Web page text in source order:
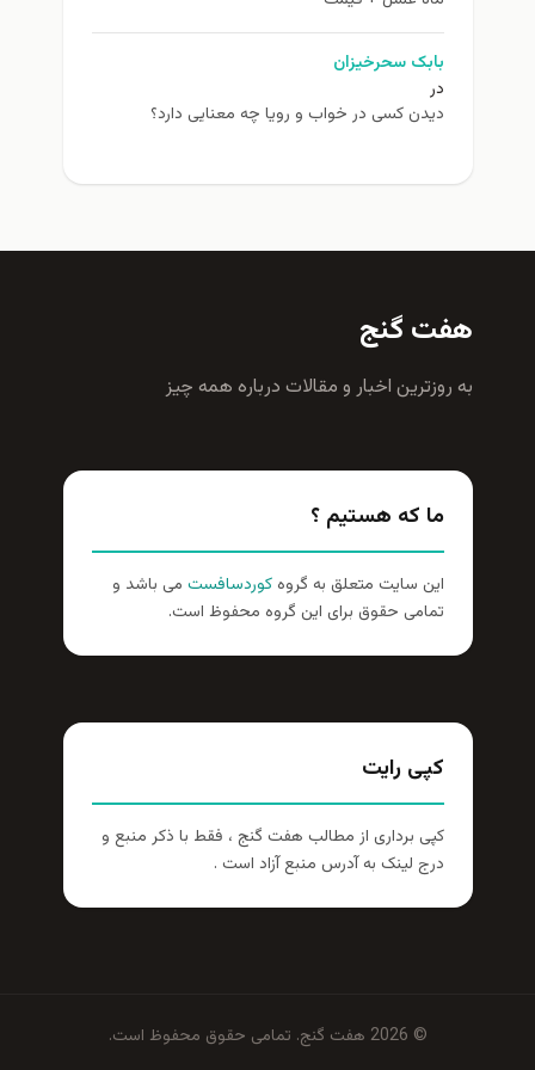
بابک سحرخیزان
در
دیدن کسی در خواب و رویا چه معنایی دارد؟
هفت گنج
به روزترين اخبار و مقالات درباره همه چيز
ما که هستیم ؟
این سایت متعلق به گروهکوردسافست می باشد و
تمامی حقوق برای این گروه محفوظ است.
کپی رایت
کپی برداری از مطالب هفت گنج ، فقط با ذکر منبع و
درج لینک به آدرس منبع آزاد است .
© 2026 هفت گنج. تمامی حقوق محفوظ است.